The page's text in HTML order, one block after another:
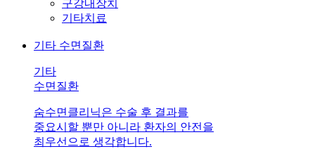
구강내장치
기타치료
기타 수면질환
기타
수면질환
숨수면클리닉은 수술 후 결과를
중요시할 뿐만 아니라 환자의 안전을
최우선으로 생각합니다.